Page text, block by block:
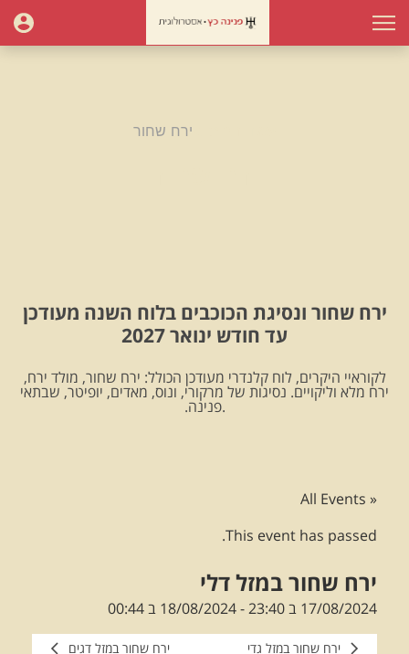
ירח שחור
ירח שחור ונסיגת הכוכבים בלוח השנה מעודכן
עד חודש ינואר 2027
לקוראיי היקרים, לוח קלנדרי מעודכן הכולל: ירח שחור, מולד ירח,
ירח מלא וליקויים. נסיגות של מרקורי, ונוס, מאדים, יופיטר, שבתאי
.פנינה.
« All Events
This event has passed.
ירח שחור במזל דלי
17/08/2024 ב 23:40 -18/08/2024 ב 00:44
ירח שחור במזל גדי ירח שחור במזל דגים